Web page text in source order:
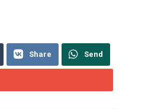
Share Send